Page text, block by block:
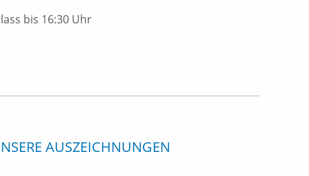
bis 16:30 Uhr
AUSZEICHNUNGEN